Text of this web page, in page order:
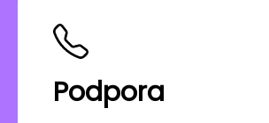
Podpora